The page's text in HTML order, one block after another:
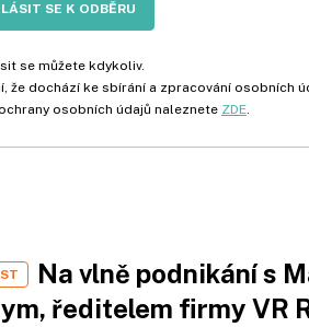
SE K ODBĚRU
se můžete kdykoliv.
že dochází ke sbírání a zpracování osobních
osobních údajů naleznete ZDE.
Na vlně podnikání s
ředitelem firmy VR